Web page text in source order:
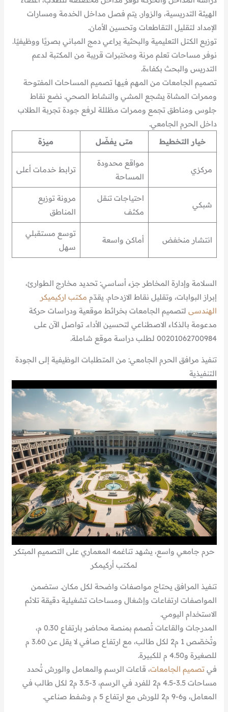
الهيئة التدريسية، والزوار. يتم فصل مداخل الخدمة ومسارات
الإمداد لتقليل التقاطعات وتحسين الأمان.
توزيع الكتل التعليمية والبحثية يراعي دمج المباني بصريًا ووظيفيًا.
نوفر مساحات تعلم مرنة ومختبرات قريبة من المكتبة لدعم
التدريس والبحث بكفاءة.
تصميم الجامعات من المهم فيها تصميم المساحات المفتوحة
وممرات المشاة يشجع المشي والنشاط الصحي. نضع نقاط
جلوس ومناطق تجمع وممرات مظللة لرفع جودة تجربة الطلاب
داخل الحرم الجامعي.
خيار التخطيط
متى يفضّل ميزة
مركزي
مواقع محدودة
المساحة
ترابط خدمات أعلى
شبكي
احتياجات تنقل
مكثف
مرونة توزيع
المناطق
انتشار منخفض أماكن واسعة
توسع مستقبلي
سهل
السلامة وإدارة المخاطر جزء أساسي: تحديد مخارج الطوارئ،
إبراز البوابات، وتقليل نقاط الازدحام. يقدّم مكتب اركيميكر
الهندسى لتصميم الجامعات بخرائط موقعية ودراسات حركة
مدعومة بالذكاء الاصطناعي لتحسين الأداء. تواصل الآن على
00201062700984 لطلب دراسة موقع شاملة.
تنفيذ مرافق الحرم الجامعي: من المتطلبات الوظيفية إلى الجودة
التنفيذية
حرم جامعي واسع، يشهد تناغمه المعماري على التصميم المبتكر
لمكتب أركيمكر
تنفيذ المرافق يحتاج مواصفات واضحة لكل مكان. ستضمن
المواصفات ارتفاعات وإشغال ومساحات تشغيلية دقيقة تلائم
الاستخدام اليومي.
المدرجات والقاعات تُصمم بمنصة محاضر بارتفاع 0.30 م،
وتُخصّص 1 م2 لكل طالب، مع ارتفاع صافي لا يقل عن 3.60 م
للصغيرة و4.50 م للكبيرة.
فيتصميم الجامعات، قاعات الرسم والمعامل والورش تُحدد
مساحات 3.5-4.5 م2 للفرد في الرسم، 3-3.5 م2 لكل طالب في
المعامل، و6-9 م2 للورش مع ارتفاع 5 م وشفط صناعي.